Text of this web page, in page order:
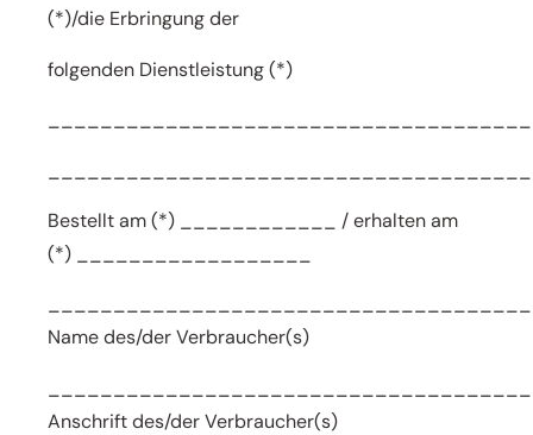
(*)/die Erbringung der
folgenden Dienstleistung (*)
Bestellt am (*) ____________ / erhalten am
(*) __________________
Name des/der Verbraucher(s)
Anschrift des/der Verbraucher(s)